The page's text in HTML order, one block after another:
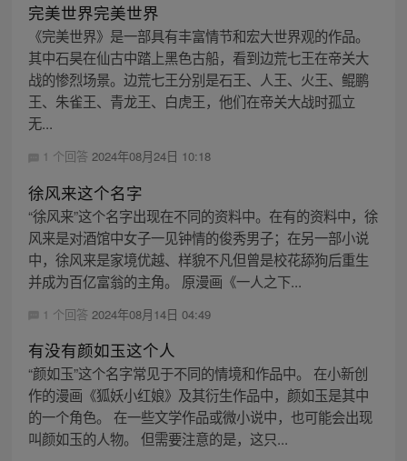
完美世界完美世界
《完美世界》是一部具有丰富情节和宏大世界观的作品。
其中石昊在仙古中踏上黑色古船，看到边荒七王在帝关大
战的惨烈场景。边荒七王分别是石王、人王、火王、鲲鹏
王、朱雀王、青龙王、白虎王，他们在帝关大战时孤立
无...
1 个回答 2024年08月24日 10:18
徐风来这个名字
“徐风来”这个名字出现在不同的资料中。在有的资料中，徐
风来是对酒馆中女子一见钟情的俊秀男子；在另一部小说
中，徐风来是家境优越、样貌不凡但曾是校花舔狗后重生
并成为百亿富翁的主角。 原漫画《一人之下...
1 个回答 2024年08月14日 04:49
有没有颜如玉这个人
“颜如玉”这个名字常见于不同的情境和作品中。 在小新创
作的漫画《狐妖小红娘》及其衍生作品中，颜如玉是其中
的一个角色。 在一些文学作品或微小说中，也可能会出现
叫颜如玉的人物。 但需要注意的是，这只...